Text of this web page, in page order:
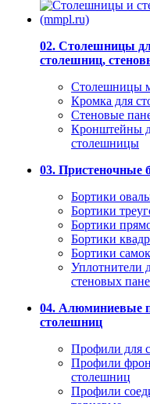
02. Столешницы
столешниц,
Столешницы
Кромка для
Стеновые
Кронштейны
столешницы
03. Пристеночные
Бортики
Бортики
Бортики
Бортики
Бортики
Уплотнители
стеновых
04. Алюминиевые
столешниц
Профили для
Профили
столешниц
Профили